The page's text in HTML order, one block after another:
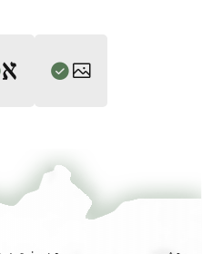
Muslim Period (634–1099)‎
(Tel Aviv University, 1983), vol. 2.
T-S 12.239 1v